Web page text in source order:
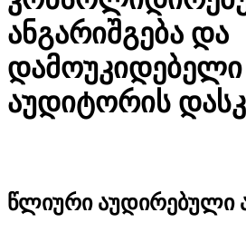
ანგარიშგება და
დამოუკიდებელი
აუდიტორის
წლიური აუდირებული